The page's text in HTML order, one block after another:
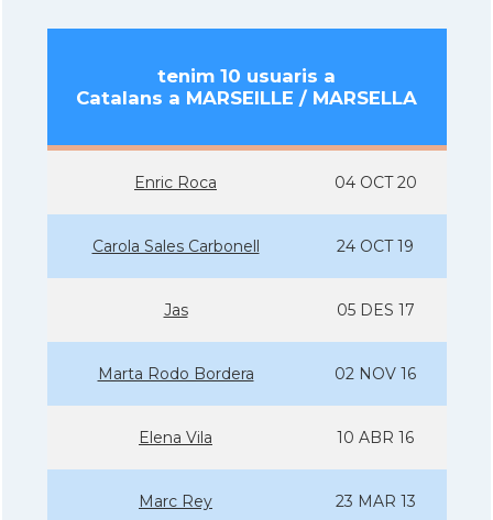
tenim 10 usuaris a
Catalans a MARSEILLE / MARSELLA
Enric Roca 04 OCT 20
Carola Sales Carbonell 24 OCT 19
Jas 05 DES 17
Marta Rodo Bordera 02 NOV 16
Elena Vila 10 ABR 16
Marc Rey 23 MAR 13